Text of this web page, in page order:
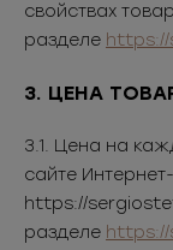
свойствах
разделе
3. ЦЕНА
3.1. Цена на
сайте
https://
разделе